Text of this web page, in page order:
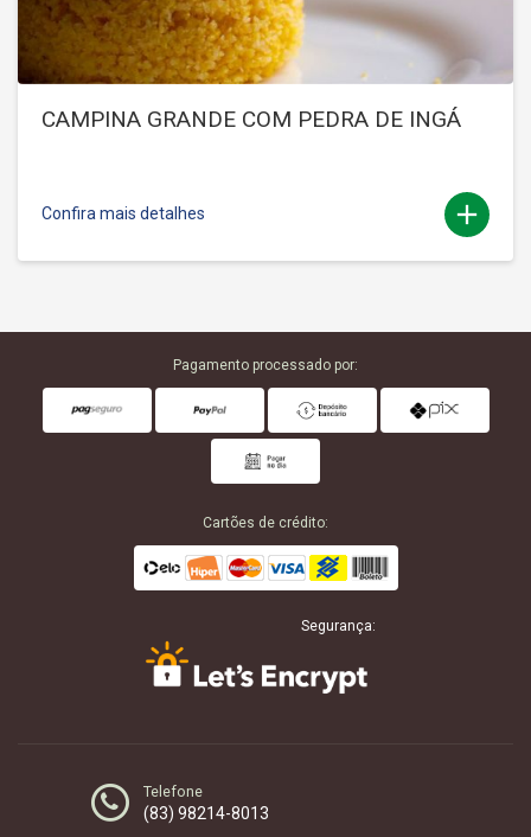
add
CAMPINA GRANDE COM PEDRA DE INGÁ
Confira mais detalhes
Pagamento processado por:
Cartões de crédito:
Segurança:
Telefone
(83) 98214-8013